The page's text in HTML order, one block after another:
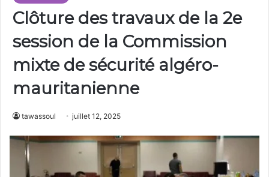
Clôture des travaux de la 2e
session de la Commission
mixte de sécurité algéro-
mauritanienne
tawassoul juillet 12, 2025